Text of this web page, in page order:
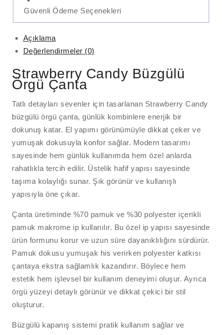
Güvenli Ödeme Seçenekleri
Açıklama
Değerlendirmeler (0)
Strawberry Candy Büzgülü
Örgü Çanta
Tatlı detayları sevenler için tasarlanan Strawberry Candy
büzgülü örgü çanta, günlük kombinlere enerjik bir
dokunuş katar. El yapımı görünümüyle dikkat çeker ve
yumuşak dokusuyla konfor sağlar. Modern tasarımı
sayesinde hem günlük kullanımda hem özel anlarda
rahatlıkla tercih edilir. Üstelik hafif yapısı sayesinde
taşıma kolaylığı sunar. Şık görünür ve kullanışlı
yapısıyla öne çıkar.
Çanta üretiminde %70 pamuk ve %30 polyester içerikli
pamuk makrome ip kullanılır. Bu özel ip yapısı sayesinde
ürün formunu korur ve uzun süre dayanıklılığını sürdürür.
Pamuk dokusu yumuşak his verirken polyester katkısı
çantaya ekstra sağlamlık kazandırır. Böylece hem
estetik hem işlevsel bir kullanım deneyimi oluşur. Ayrıca
örgü yüzeyi detaylı görünür ve dikkat çekici bir stil
oluşturur.
Büzgülü kapanış sistemi pratik kullanım sağlar ve